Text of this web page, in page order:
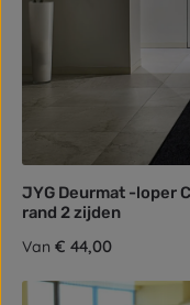
JYG Deurmat -loper
rand 2 zijden
Normale prijs:
Van € 44,00